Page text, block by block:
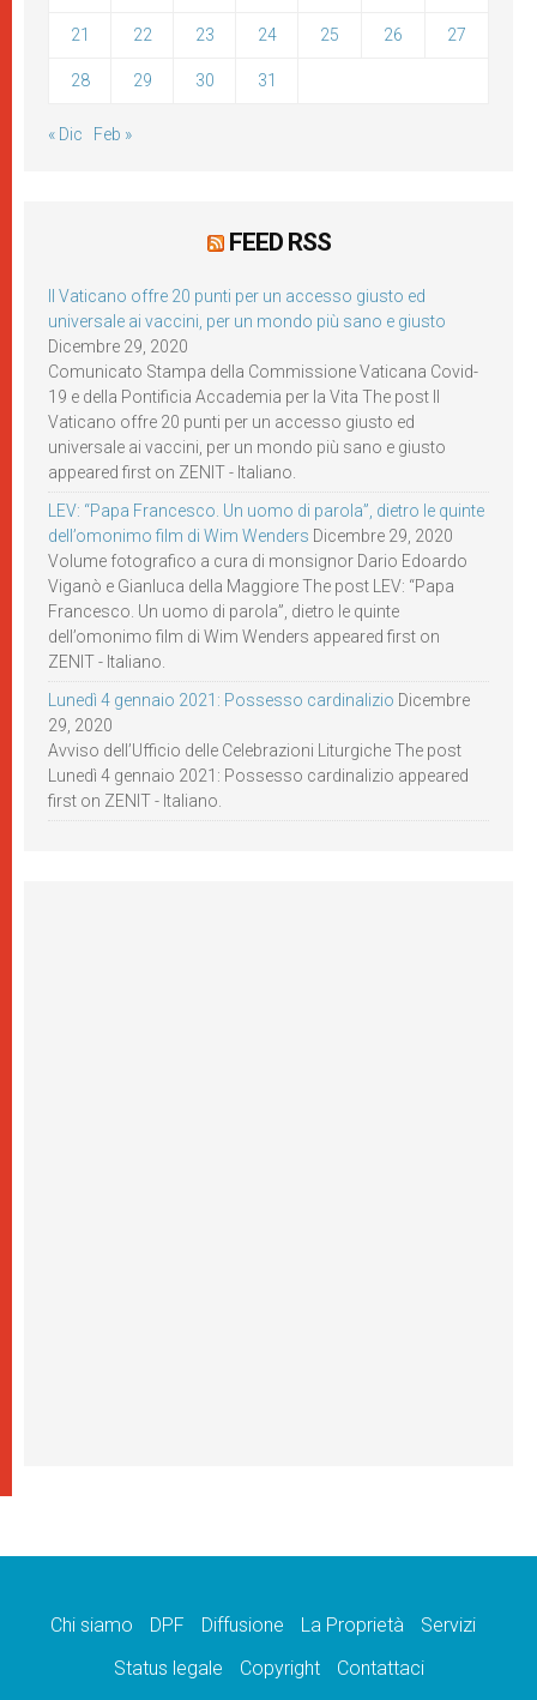
21 22 23 24 25 26 27
28 29 30 31
« Dic Feb »
FEED RSS
Il Vaticano offre 20 punti per un accesso giusto ed
universale ai vaccini, per un mondo più sano e giusto
Dicembre 29, 2020
Comunicato Stampa della Commissione Vaticana Covid-
19 e della Pontificia Accademia per la Vita The post Il
Vaticano offre 20 punti per un accesso giusto ed
universale ai vaccini, per un mondo più sano e giusto
appeared first on ZENIT - Italiano.
LEV: “Papa Francesco. Un uomo di parola”, dietro le quinte
dell’omonimo film di Wim Wenders Dicembre 29, 2020
Volume fotografico a cura di monsignor Dario Edoardo
Viganò e Gianluca della Maggiore The post LEV: “Papa
Francesco. Un uomo di parola”, dietro le quinte
dell’omonimo film di Wim Wenders appeared first on
ZENIT - Italiano.
Lunedì 4 gennaio 2021: Possesso cardinalizio Dicembre
29, 2020
Avviso dell’Ufficio delle Celebrazioni Liturgiche The post
Lunedì 4 gennaio 2021: Possesso cardinalizio appeared
first on ZENIT - Italiano.
Chi siamo DPF Diffusione La Proprietà
Servizi
Status legale
Copyright Contattaci